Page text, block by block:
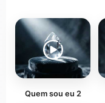
Quem sou eu 2